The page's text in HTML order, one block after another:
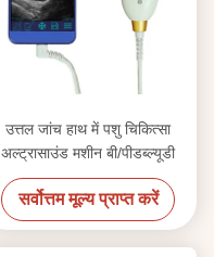
उत्तल जांच हाथ में पशु चिकित्सा
अल्ट्रासाउंड मशीन बी/पीडब्ल्यूडी
सर्वोत्तम मूल्य प्राप्त करें